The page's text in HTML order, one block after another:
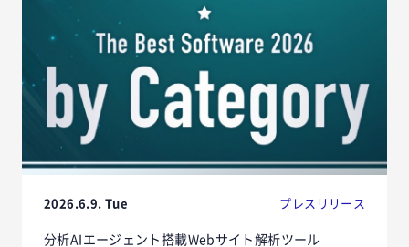
2026.6.9. Tue プレスリリース
分析AIエージェント搭載Webサイト解析ツール